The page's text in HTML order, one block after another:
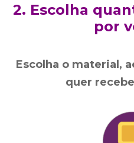
2. Escolha
por
Escolha o material,
quer